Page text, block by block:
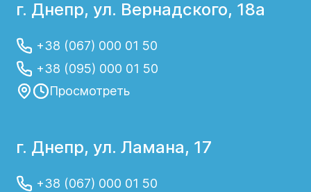
г. Днепр, ул. Вернадского, 18а
+38 (067) 000 01 50
+38 (095) 000 01 50
Просмотреть
г. Днепр, ул. Ламана, 17
+38 (067) 000 01 50